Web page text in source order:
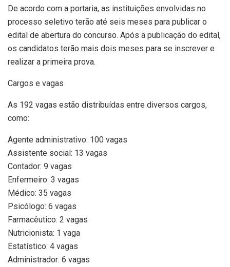
De acordo com a portaria, as instituições envolvidas no
processo seletivo terão até seis meses para publicar o
edital de abertura do concurso. Após a publicação do edital,
os candidatos terão mais dois meses para se inscrever e
realizar a primeira prova.
Cargos e vagas
As 192 vagas estão distribuídas entre diversos cargos,
como:
Agente administrativo: 100 vagas
Assistente social: 13 vagas
Contador: 9 vagas
Enfermeiro: 3 vagas
Médico: 35 vagas
Psicólogo: 6 vagas
Farmacêutico: 2 vagas
Nutricionista: 1 vaga
Estatístico: 4 vagas
Administrador: 6 vagas